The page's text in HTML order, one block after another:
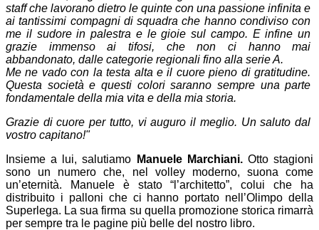
staff che lavorano dietro le quinte con una passione infinita e
ai tantissimi compagni di squadra che hanno condiviso con
me il sudore in palestra e le gioie sul campo. E infine un
grazie immenso ai tifosi, che non ci hanno mai
abbandonato, dalle categorie regionali fino alla serie A.
Me ne vado con la testa alta e il cuore pieno di gratitudine.
Questa società e questi colori saranno sempre una parte
fondamentale della mia vita e della mia storia.
Grazie di cuore per tutto, vi auguro il meglio. Un saluto dal
vostro capitano!"
Insieme a lui, salutiamo
Manuele Marchiani.Otto stagioni
sono un numero che, nel volley moderno, suona come
un’eternità. Manuele è stato “l’architetto”, colui che ha
distribuito i palloni che ci hanno portato nell’Olimpo della
Superlega. La sua firma su quella promozione storica rimarrà
per sempre tra le pagine più belle del nostro libro.